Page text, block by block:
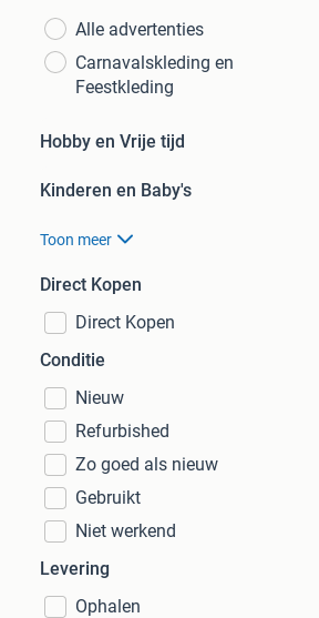
Alle advertenties
Carnavalskleding en
Feestkleding
Hobby en Vrije tijd
Kinderen en Baby's
Toon meer
Direct Kopen
Direct Kopen
Conditie
Nieuw
Refurbished
Zo goed als nieuw
Gebruikt
Niet werkend
Levering
Ophalen